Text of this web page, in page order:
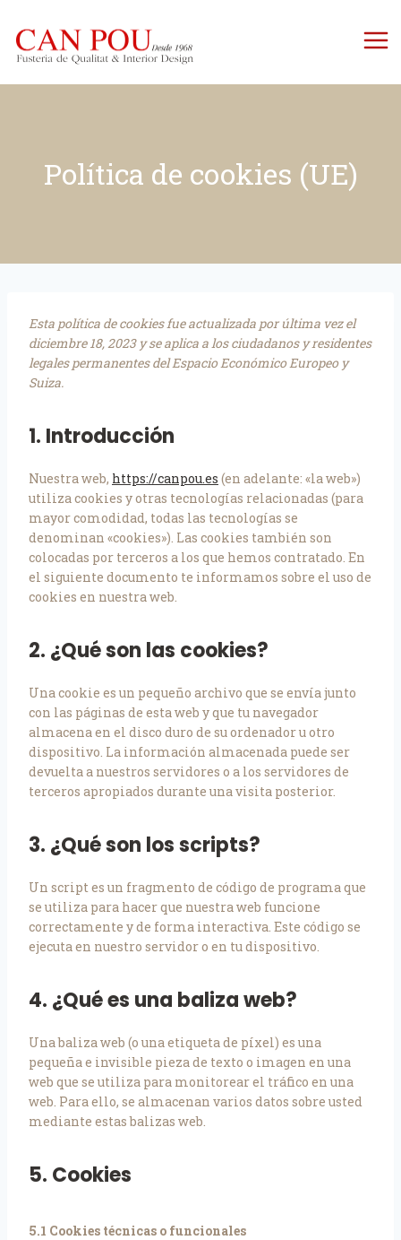
Política de cookies (UE)
Esta política de cookies fue actualizada por última vez el
diciembre 18, 2023 y se aplica a los ciudadanos y residentes
legales permanentes del Espacio Económico Europeo y
Suiza.
1. Introducción
Nuestra web, https://canpou.es (en adelante: «la web»)
utiliza cookies y otras tecnologías relacionadas (para
mayor comodidad, todas las tecnologías se
denominan «cookies»). Las cookies también son
colocadas por terceros a los que hemos contratado. En
el siguiente documento te informamos sobre el uso de
cookies en nuestra web.
2. ¿Qué son las cookies?
Una cookie es un pequeño archivo que se envía junto
con las páginas de esta web y que tu navegador
almacena en el disco duro de su ordenador u otro
dispositivo. La información almacenada puede ser
devuelta a nuestros servidores o a los servidores de
terceros apropiados durante una visita posterior.
3. ¿Qué son los scripts?
Un script es un fragmento de código de programa que
se utiliza para hacer que nuestra web funcione
correctamente y de forma interactiva. Este código se
ejecuta en nuestro servidor o en tu dispositivo.
4. ¿Qué es una baliza web?
Una baliza web (o una etiqueta de píxel) es una
pequeña e invisible pieza de texto o imagen en una
web que se utiliza para monitorear el tráfico en una
web. Para ello, se almacenan varios datos sobre usted
mediante estas balizas web.
5. Cookies
5.1 Cookies técnicas o funcionales